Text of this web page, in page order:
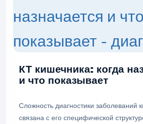
КТ кишечника: когда
и что показывает
Сложность диагностики заболеваний
связана с его специфической